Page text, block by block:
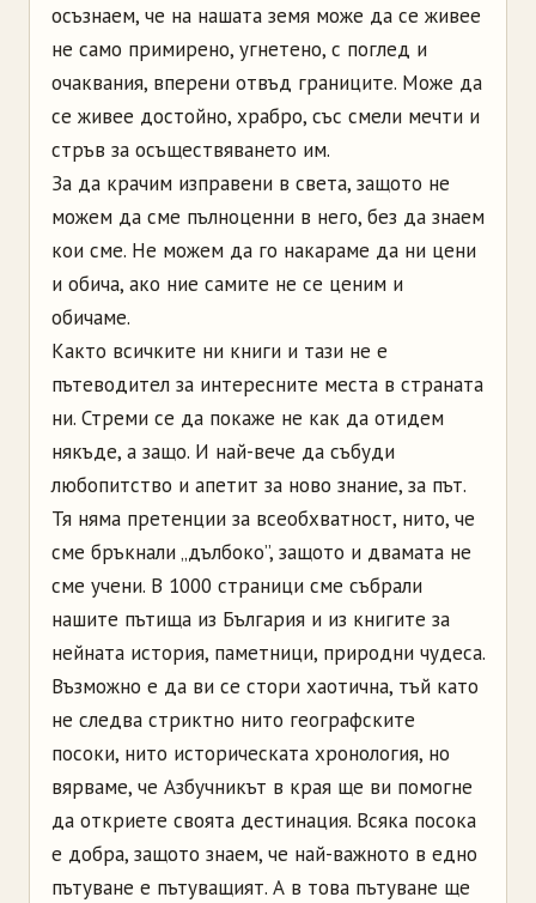
осъзнаем, че на нашата земя може да се живее
не само примирено, угнетено, с поглед и
очаквания, вперени отвъд границите. Може да
се живее достойно, храбро, със смели мечти и
стръв за осъществяването им.
За да крачим изправени в света, защото не
можем да сме пълноценни в него, без да знаем
кои сме. Не можем да го накараме да ни цени
и обича, ако ние самите не се ценим и
обичаме.
Както всичките ни книги и тази не е
пътеводител за интересните места в страната
ни. Стреми се да покаже не как да отидем
някъде, а защо. И най-вече да събуди
любопитство и апетит за ново знание, за път.
Тя няма претенции за всеобхватност, нито, че
сме бръкнали „дълбоко”, защото и двамата не
сме учени. В 1000 страници сме събрали
нашите пътища из България и из книгите за
нейната история, паметници, природни чудеса.
Възможно е да ви се стори хаотична, тъй като
не следва стриктно нито географските
посоки, нито историческата хронология, но
вярваме, че Азбучникът в края ще ви помогне
да откриете своята дестинация. Всяка посока
е добра, защото знаем, че най-важното в едно
пътуване е пътуващият. А в това пътуване ще